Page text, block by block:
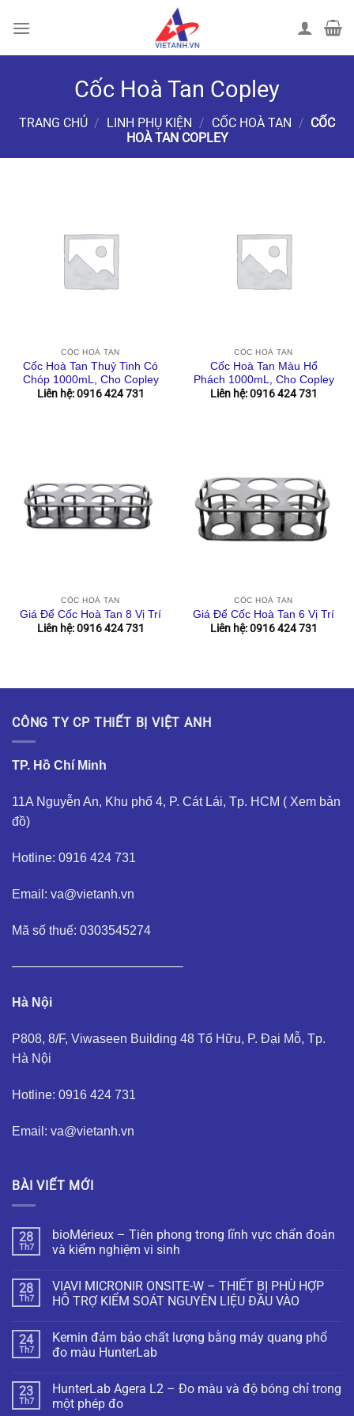
đến
Cốc Hoà Tan Copley
TRANG CHỦ / LINH PHỤ KIỆN / CỐC HOÀ TAN / CỐC
HOÀ TAN COPLEY
CỐC HOÀ TAN
Cốc Hoà Tan Thuỷ Tinh Có
Chóp 1000mL, Cho Copley
Liên hệ: 0916 424 731
CỐC HOÀ TAN
Cốc Hoà Tan Màu Hổ
Phách 1000mL, Cho Copley
Liên hệ: 0916 424 731
CỐC HOÀ TAN
Giá Để Cốc Hoà Tan 8 Vị Trí
Liên hệ: 0916 424 731
CỐC HOÀ TAN
Giá Để Cốc Hoà Tan 6 Vị Trí
Liên hệ: 0916 424 731
CÔNG TY CP THIẾT BỊ VIỆT ANH
TP. Hồ Chí Minh
11A Nguyễn An, Khu phố 4, P. Cát Lái, Tp. HCM ( Xem bản
đồ)
Hotline: 0916 424 731
Email: va@vietanh.vn
Mã số thuế: 0303545274
—————————————–
Hà Nội
P808, 8/F, Viwaseen Building 48 Tố Hữu, P. Đại Mỗ, Tp.
Hà Nội
Hotline: 0916 424 731
Email: va@vietanh.vn
BÀI VIẾT MỚI
28
Th7
bioMérieux – Tiên phong trong lĩnh vực chẩn đoán
và kiểm nghiệm vi sinh
28
Th7
VIAVI MICRONIR ONSITE-W – THIẾT BỊ PHÙ HỢP
HỖ TRỢ KIỂM SOÁT NGUYÊN LIỆU ĐẦU VÀO
24
Th7
Kemin đảm bảo chất lượng bằng máy quang phổ
đo màu HunterLab
23
Th7
HunterLab Agera L2 – Đo màu và độ bóng chỉ trong
một phép đo